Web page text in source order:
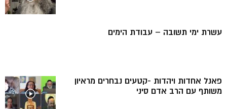
עשרת ימי תשובה – עבודת הימים
פאנל אחדות ויהדות -קטעים נבחרים מראיון
משותף עם הרב אדם סיני